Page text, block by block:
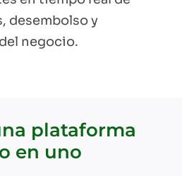
desembolso y
negocio.
plataforma
en uno